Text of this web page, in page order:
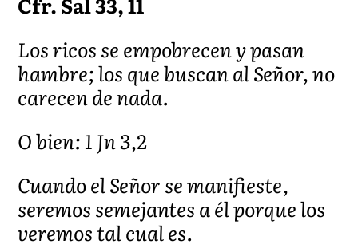
Los ricos se empobrecen y pasan
hambre; los que buscan al Señor, no
carecen de nada.
O bien: 1 Jn 3,2
Cuando el Señor se manifieste,
seremos semejantes a él porque los
veremos tal cual es.